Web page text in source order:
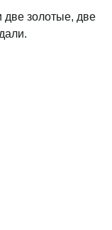
две золотые, две